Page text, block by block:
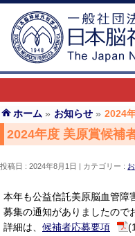
ホーム » お知らせ » 2024
2024年度 美原賞候補
投稿日 : 2024年8月1日 カテゴリー :
本年も公益信託美原脳血管障
募集の通知がありましたので
詳細は、 候補者応募要項